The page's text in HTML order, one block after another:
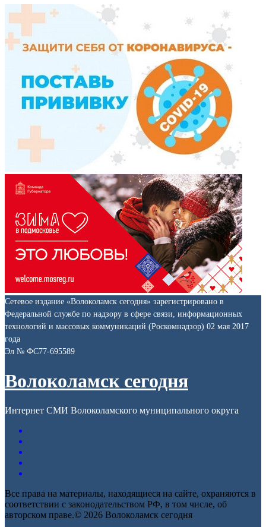
Сетевое издание «Волоколамск сегодня» зарегистрировано в
Федеральной службе по надзору в сфере связи, информационных
технологий и массовых коммуникаций (Роскомнадзор) 02 мая 2017
года
Эл № ФС77-695589
Волоколамск сегодня
Интернет СМИ Волоколамского муниципального округа
Все права на материалы, находящиеся на сайте, охраняются в
соответствии с законодательством РФ, в том числе, об
авторском праве.© 2026 Волоколамск сегодня